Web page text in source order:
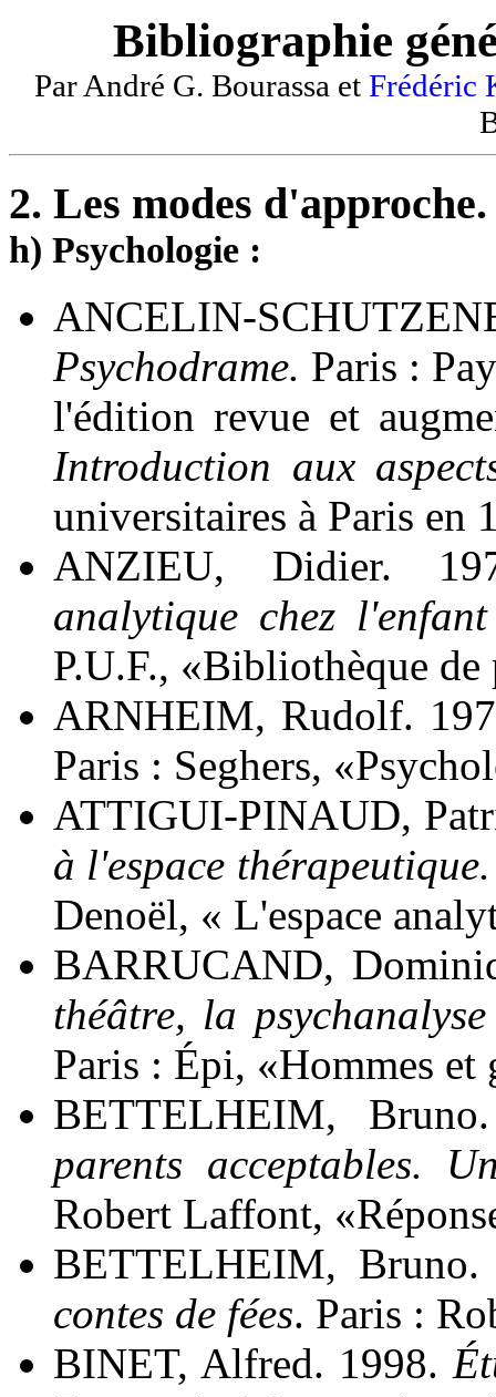
Bibliographie
Par André G. Bourassa et Frédéric
2. Les modes d'approche.
h) Psychologie :
ANCELIN-
Psychodrame. Paris :
l'édition revue et
Introduction aux
universitaires à Paris en
ANZIEU, Didier.
analytique chez
P.U.F., «Bibliothèque
ARNHEIM, Rudolf.
Paris : Seghers,
ATTIGUI-PINAUD,
à l'espace
Denoël, « L'espace
BARRUCAND,
théâtre, la
Paris : Épi, «Hommes et
BETTELHEIM,
parents acceptables.
Robert Laffont,
BETTELHEIM,
contes de fées. Paris :
BINET, Alfred. 1998.